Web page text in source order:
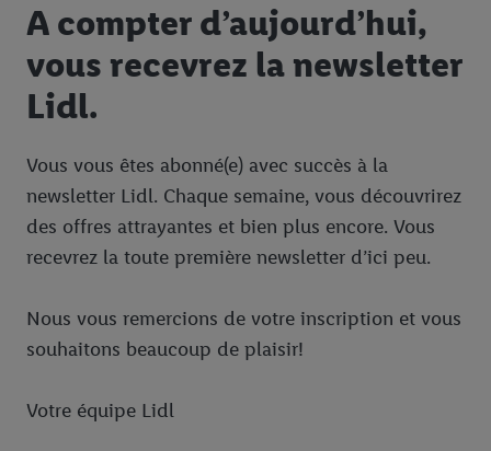
A compter d’aujourd’hui,
vous recevrez la newsletter
Lidl.
Vous vous êtes abonné(e) avec succès à la
newsletter Lidl. Chaque semaine, vous découvrirez
des offres attrayantes et bien plus encore. Vous
recevrez la toute première newsletter d’ici peu.
Nous vous remercions de votre inscription et vous
souhaitons beaucoup de plaisir!
Votre équipe Lidl